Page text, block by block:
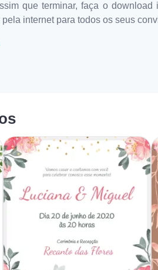
que terminar, faça o
internet para todos os seus